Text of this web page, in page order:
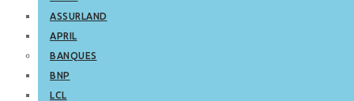
ASSURLAND
APRIL
BANQUES
BNP
LCL